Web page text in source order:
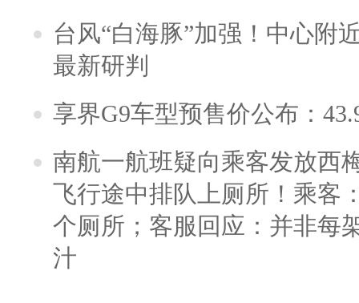
台风“白海豚”加强！中心附
最新研判
享界G9车型预售价公布：
南航一航班疑向乘客发放西
飞行途中排队上厕所！乘客
个厕所；客服回应：并非每
汁